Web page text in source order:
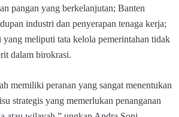
pangan yang berkelanjutan; Banten
industri dan penyerapan tenaga kerja;
yang meliputi tata kelola pemerintahan tidak
dalam birokrasi.
memiliki peranan yang sangat menentukan
strategis yang memerlukan penanganan